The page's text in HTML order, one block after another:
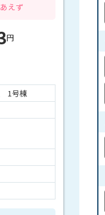
円
1号棟
えず